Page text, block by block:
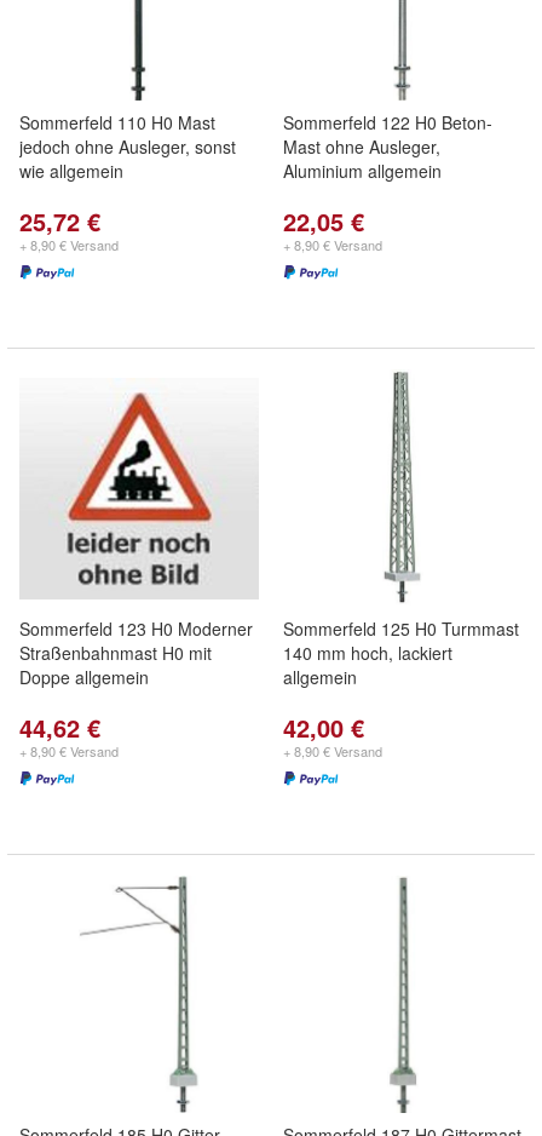
Sommerfeld 110 H0 Mast
jedoch ohne Ausleger, sonst
wie allgemein
25,72 €
+ 8,90 € Versand
Sommerfeld 122 H0 Beton-
Mast ohne Ausleger,
Aluminium allgemein
22,05 €
+ 8,90 € Versand
Sommerfeld 123 H0 Moderner
Straßenbahnmast H0 mit
Doppe allgemein
44,62 €
+ 8,90 € Versand
Sommerfeld 125 H0 Turmmast
140 mm hoch, lackiert
allgemein
42,00 €
+ 8,90 € Versand